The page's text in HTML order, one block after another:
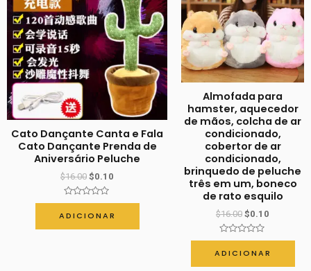
Cato Dançante Canta e Fala
Cato Dançante Prenda de
Aniversário Peluche
$16.00 $0.10
Avaliação
0
de
5
ADICIONAR
Almofada para
hamster, aquecedor
de mãos, colcha de ar
condicionado,
cobertor de ar
condicionado,
brinquedo de peluche
três em um, boneco
de rato esquilo
$16.00 $0.10
Avaliação
0
de
5
ADICIONAR